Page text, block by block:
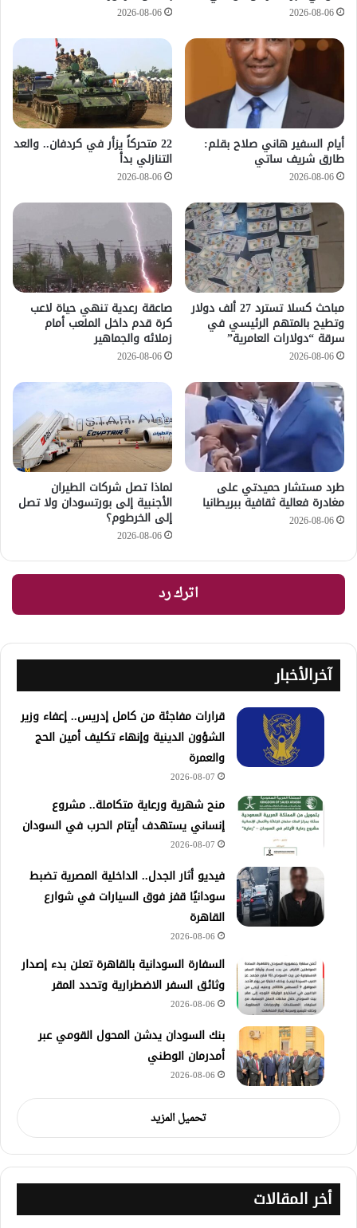
2026-08-06
2026-08-06
أيام السفير هاني صلاح بقلم:
طارق شريف ساتي
2026-08-06
22 متحركاً يزأر في كردفان.. والعد
التنازلي بدأ
2026-08-06
مباحث كسلا تسترد 27 ألف دولار
وتطيح بالمتهم الرئيسي في
سرقة “دولارات العامرية”
2026-08-06
صاعقة رعدية تنهي حياة لاعب
كرة قدم داخل الملعب أمام
زملائه والجماهير
2026-08-06
طرد مستشار حميدتي على
مغادرة فعالية ثقافية ببريطانيا
2026-08-06
لماذا تصل شركات الطيران
الأجنبية إلى بورتسودان ولا تصل
إلى الخرطوم؟
2026-08-06
اترك رد
آخرالأخبار
قرارات مفاجئة من كامل إدريس.. إعفاء وزير
الشؤون الدينية وإنهاء تكليف أمين الحج
والعمرة
2026-08-07
منح شهرية ورعاية متكاملة.. مشروع
إنساني يستهدف أيتام الحرب في السودان
2026-08-07
فيديو أثار الجدل.. الداخلية المصرية تضبط
سودانيًا قفز فوق السيارات في شوارع
القاهرة
2026-08-06
السفارة السودانية بالقاهرة تعلن بدء إصدار
وثائق السفر الاضطرارية وتحدد المقر
2026-08-06
بنك السودان يدشن المحول القومي عبر
أمدرمان الوطني
2026-08-06
تحميل المزيد
أخر المقالات